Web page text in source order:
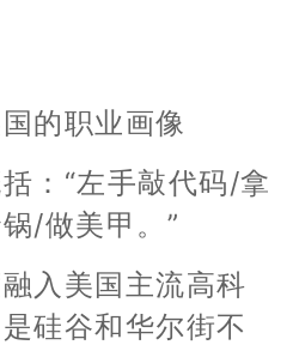
的职业画像
：“左手敲代码/拿
/做美甲。”
入美国主流高科
硅谷和华尔街不